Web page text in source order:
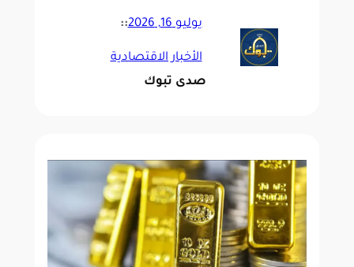
يوليو 16, 2026 ::
الأخبار الاقتصادية
صدى تبوك